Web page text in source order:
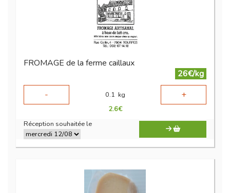
FROMAGE de la ferme caillaux
26€/kg
-
0.1 kg +
2.6€
Réception souhaitée le